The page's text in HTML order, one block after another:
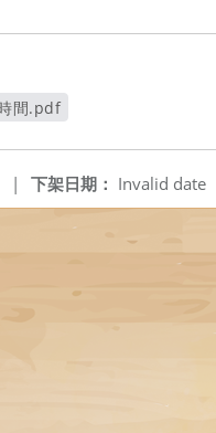
間.pdf
下架日期： Invalid date
|